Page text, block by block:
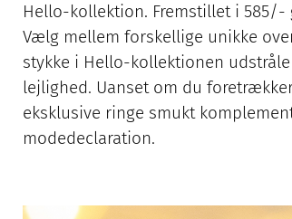
Hello-kollektion. Fremstillet i 585/-
Vælg mellem forskellige unikke
stykke i Hello-kollektionen
lejlighed. Uanset om du
eksklusive ringe smukt
modedeclaration.